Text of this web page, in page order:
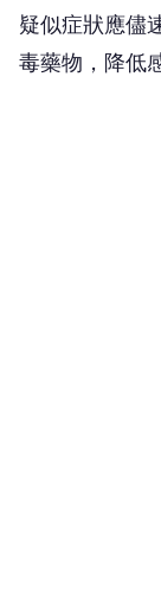
疑似症狀應儘
毒藥物，降低